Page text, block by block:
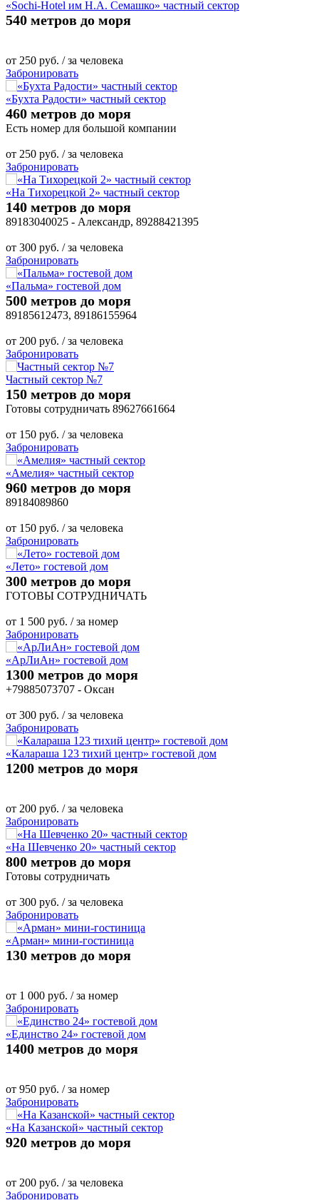
«Sochi-Hotel им Н.А. Семашко» частный сектор
540 метров до моря
от 250 руб. / за человека
Забронировать
«Бухта Радости» частный сектор
460 метров до моря
Есть номер для большой компании
от 250 руб. / за человека
Забронировать
«На Тихорецкой 2» частный сектор
140 метров до моря
89183040025 - Александр, 89288421395
от 300 руб. / за человека
Забронировать
«Пальма» гостевой дом
500 метров до моря
89185612473, 89186155964
от 200 руб. / за человека
Забронировать
Частный сектор №7
150 метров до моря
Готовы сотрудничать 89627661664
от 150 руб. / за человека
Забронировать
«Амелия» частный сектор
960 метров до моря
89184089860
от 150 руб. / за человека
Забронировать
«Лето» гостевой дом
300 метров до моря
ГОТОВЫ СОТРУДНИЧАТЬ
от 1 500 руб. / за номер
Забронировать
«АрЛиАн» гостевой дом
1300 метров до моря
+79885073707 - Оксан
от 300 руб. / за человека
Забронировать
«Калараша 123 тихий центр» гостевой дом
1200 метров до моря
от 200 руб. / за человека
Забронировать
«На Шевченко 20» частный сектор
800 метров до моря
Готовы сотрудничать
от 300 руб. / за человека
Забронировать
«Арман» мини-гостиница
130 метров до моря
от 1 000 руб. / за номер
Забронировать
«Единство 24» гостевой дом
1400 метров до моря
от 950 руб. / за номер
Забронировать
«На Казанской» частный сектор
920 метров до моря
от 200 руб. / за человека
Забронировать